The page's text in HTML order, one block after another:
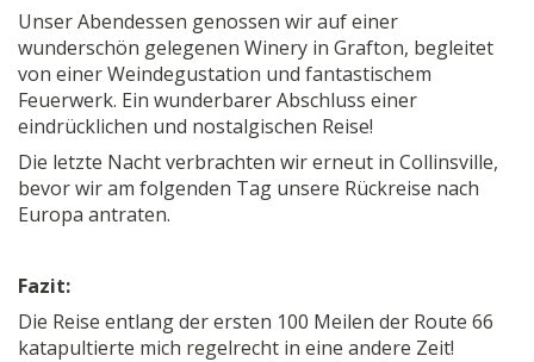
Unser Abendessen genossen wir auf einer
wunderschön gelegenen Winery in Grafton, begleitet
von einer Weindegustation und fantastischem
Feuerwerk. Ein wunderbarer Abschluss einer
eindrücklichen und nostalgischen Reise!
Die letzte Nacht verbrachten wir erneut in Collinsville,
bevor wir am folgenden Tag unsere Rückreise nach
Europa antraten.
Fazit:
Die Reise entlang der ersten 100 Meilen der Route 66
katapultierte mich regelrecht in eine andere Zeit!